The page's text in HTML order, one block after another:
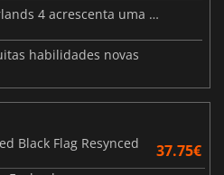
O primeiro DLC de Borderlands 4 acrescenta uma nova personagem e muito mais
habilidades novas
Black Flag Resynced
37.75€